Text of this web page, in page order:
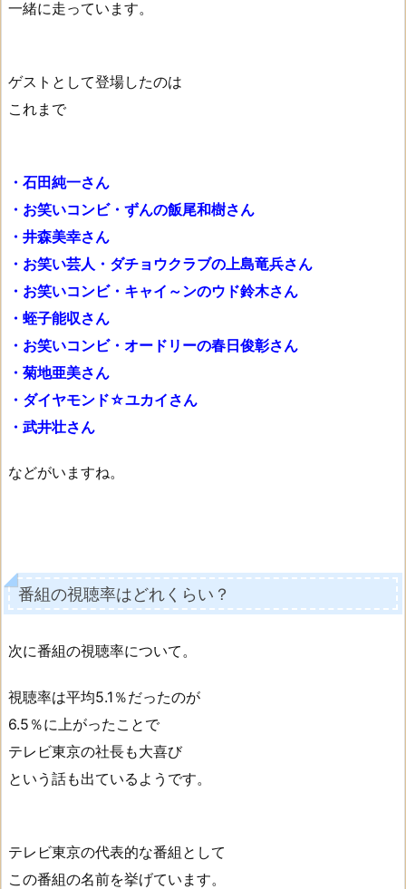
一緒に走っています。
ゲストとして登場したのは
これまで
・石田純一さん
・お笑いコンビ・ずんの飯尾和樹さん
・井森美幸さん
・お笑い芸人・ダチョウクラブの上島竜兵さん
・お笑いコンビ・キャイ～ンのウド鈴木さん
・蛭子能収さん
・お笑いコンビ・オードリーの春日俊彰さん
・菊地亜美さん
・ダイヤモンド☆ユカイさん
・武井壮さん
などがいますね。
番組の視聴率はどれくらい？
次に番組の視聴率について。
視聴率は平均5.1％だったのが
6.5％に上がったことで
テレビ東京の社長も大喜び
という話も出ているようです。
テレビ東京の代表的な番組として
この番組の名前を挙げています。